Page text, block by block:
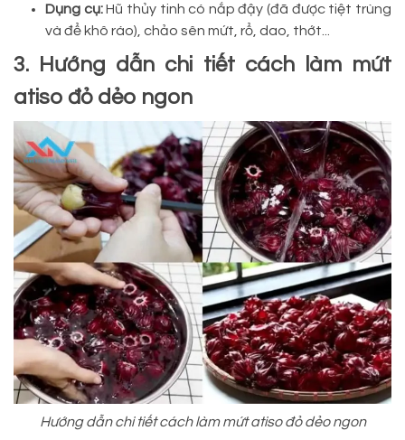
Dụng cụ:Hũ thủy tinh có nắp đậy (đã được tiệt trùng
và để khô ráo), chảo sên mứt, rổ, dao, thớt...
3. Hướng dẫn chi tiết cách làm mứt
atiso đỏ dẻo ngon
Hướng dẫn chi tiết cách làm mứt atiso đỏ dẻo ngon